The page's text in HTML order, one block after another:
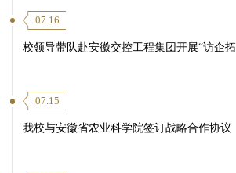
07.16
校领导带队赴安徽交控工程集团开展“访企
07.15
我校与安徽省农业科学院签订战略合作协议